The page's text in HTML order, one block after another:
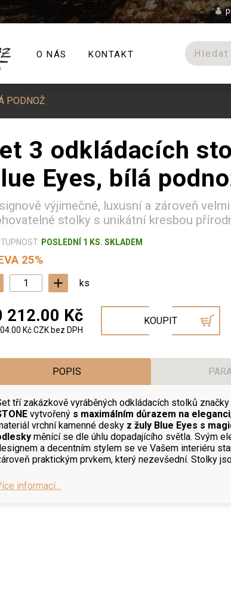
O NÁS KONTAKT
PODNOŽ
3 odkládacích
Eyes, bílá
výjimečné, luxusní a zároveň
stolky s unikátní kresbou
POSLEDNÍ 1 KS. SKLADEM
25%
ks
212.00 Kč
Kč CZK bez DPH
KOUPIT
POPIS
tří zakázkově vyráběných odkládacích stolků značky
vytvořený s maximálním důrazem na eleganci
vrchní kamenné desky z žuly Blue Eyes s
měnící se dle úhlu dopadajícího světla. Svým
a decentním stylem se ve Vašem interiéru
praktickým prvkem, který nezevšední. Stolky
informací...